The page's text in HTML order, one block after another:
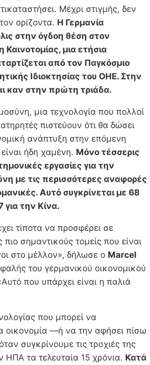
Μέχρι στιγμής, δεν
ορίζοντα. Η Γερμανία
στην όγδοη θέση στον
Καινοτομίας, μια ετήσια
από τον Παγκόσμιο
Ιδιοκτησίας του ΟΗΕ. Στην
καν στην πρώτη τριάδα.
μια τεχνολογία που πολλοί
πιστεύουν ότι θα δώσει
ανάπτυξη στην επόμενη
ήδη χαμένη. Μόνο τέσσερις
εργασίες για την
με τις περισσότερες αναφορές
Αυτό συγκρίνεται με 68
για την Κίνα.
τίποτα να προσφέρει σε
σημαντικούς τομείς που είναι
στο μέλλον», δήλωσε ο Marcel
του γερμανικού οικονομικού
που υπάρχει είναι η παλιά
που μπορεί να
οικονομία —ή να την αφήσει πίσω
συγκρίνουμε τις τροχιές της
ΗΠΑ τα τελευταία 15 χρόνια. Κατά